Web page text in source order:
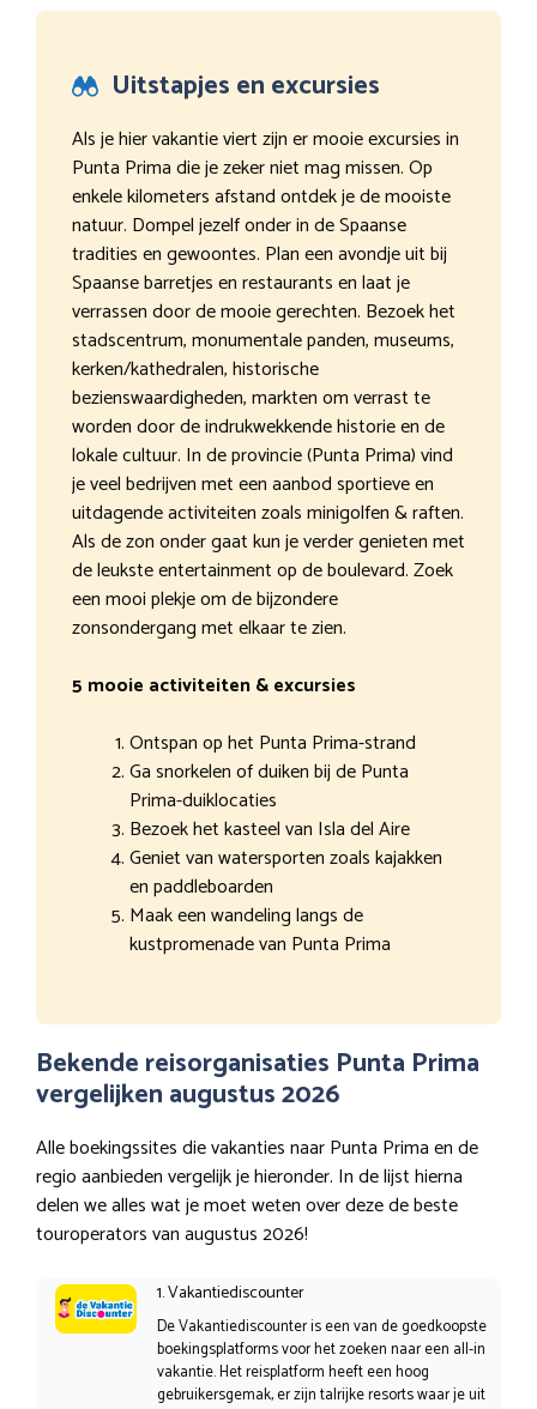
Uitstapjes en excursies
Als je hier vakantie viert zijn er mooie excursies in
Punta Prima die je zeker niet mag missen. Op
enkele kilometers afstand ontdek je de mooiste
natuur. Dompel jezelf onder in de Spaanse
tradities en gewoontes. Plan een avondje uit bij
Spaanse barretjes en restaurants en laat je
verrassen door de mooie gerechten. Bezoek het
stadscentrum, monumentale panden, museums,
kerken/kathedralen, historische
bezienswaardigheden, markten om verrast te
worden door de indrukwekkende historie en de
lokale cultuur. In de provincie (Punta Prima) vind
je veel bedrijven met een aanbod sportieve en
uitdagende activiteiten zoals minigolfen & raften.
Als de zon onder gaat kun je verder genieten met
de leukste entertainment op de boulevard. Zoek
een mooi plekje om de bijzondere
zonsondergang met elkaar te zien.
5 mooie activiteiten & excursies
Ontspan op het Punta Prima-strand
Ga snorkelen of duiken bij de Punta
Prima-duiklocaties
Bezoek het kasteel van Isla del Aire
Geniet van watersporten zoals kajakken
en paddleboarden
Maak een wandeling langs de
kustpromenade van Punta Prima
Bekende reisorganisaties Punta Prima
vergelijken augustus 2026
Alle boekingssites die vakanties naar Punta Prima en de
regio aanbieden vergelijk je hieronder. In de lijst hierna
delen we alles wat je moet weten over deze de beste
touroperators van augustus 2026!
1. Vakantiediscounter
De Vakantiediscounter is een van de goedkoopste
boekingsplatforms voor het zoeken naar een all-in
vakantie. Het reisplatform heeft een hoog
gebruikersgemak, er zijn talrijke resorts waar je uit